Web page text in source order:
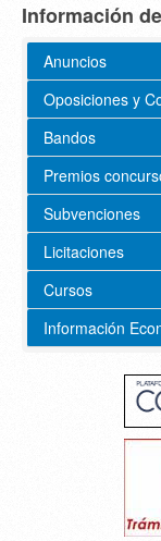
Información
Anuncios
Oposiciones y
Bandos
Premios
Subvenciones
Licitaciones
Cursos
Información